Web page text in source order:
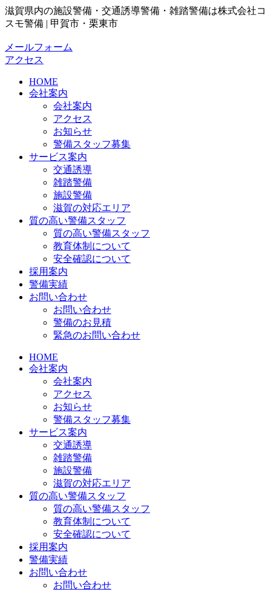
滋賀県内の施設警備・交通誘導警備・雑踏警備は株式会社コ
スモ警備 | 甲賀市・栗東市
メールフォーム
アクセス
HOME
会社案内
会社案内
アクセス
お知らせ
警備スタッフ募集
サービス案内
交通誘導
雑踏警備
施設警備
滋賀の対応エリア
質の高い警備スタッフ
質の高い警備スタッフ
教育体制について
安全確認について
採用案内
警備実績
お問い合わせ
お問い合わせ
警備のお見積
緊急のお問い合わせ
HOME
会社案内
会社案内
アクセス
お知らせ
警備スタッフ募集
サービス案内
交通誘導
雑踏警備
施設警備
滋賀の対応エリア
質の高い警備スタッフ
質の高い警備スタッフ
教育体制について
安全確認について
採用案内
警備実績
お問い合わせ
お問い合わせ